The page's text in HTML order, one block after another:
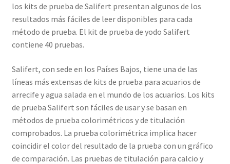
los kits de prueba de Salifert presentan algunos de los
resultados más fáciles de leer disponibles para cada
método de prueba. El kit de prueba de yodo Salifert
contiene 40 pruebas.
Salifert, con sede en los Países Bajos, tiene una de las
líneas más extensas de kits de prueba para acuarios de
arrecife y agua salada en el mundo de los acuarios. Los kits
de prueba Salifert son fáciles de usar y se basan en
métodos de prueba colorimétricos y de titulación
comprobados. La prueba colorimétrica implica hacer
coincidir el color del resultado de la prueba con un gráfico
de comparación. Las pruebas de titulación para calcio y